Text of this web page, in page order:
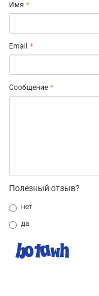
Имя
Email
Сообщение
Полезный отзыв?
нет
да